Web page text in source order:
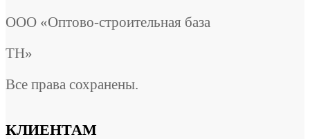
ООО «Оптово-строительная база
ТН»
Все права сохранены.
КЛИЕНТАМ